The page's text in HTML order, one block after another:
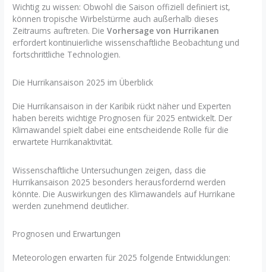
Wichtig zu wissen: Obwohl die Saison offiziell definiert ist,
können tropische Wirbelstürme auch außerhalb dieses
Zeitraums auftreten. DieVorhersage von Hurrikanen
erfordert kontinuierliche wissenschaftliche Beobachtung und
fortschrittliche Technologien.
Die Hurrikansaison 2025 im Überblick
Die Hurrikansaison in der Karibik rückt näher und Experten
haben bereits wichtige Prognosen für 2025 entwickelt. Der
Klimawandel spielt dabei eine entscheidende Rolle für die
erwartete Hurrikanaktivität.
Wissenschaftliche Untersuchungen zeigen, dass die
Hurrikansaison 2025 besonders herausfordernd werden
könnte. Die Auswirkungen des Klimawandels auf Hurrikane
werden zunehmend deutlicher.
Prognosen und Erwartungen
Meteorologen erwarten für 2025 folgende Entwicklungen: